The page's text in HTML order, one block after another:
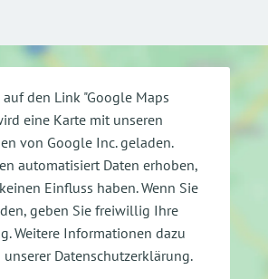
den Link "Google Maps
eine Karte mit unseren
von Google Inc. geladen.
automatisiert Daten erhoben,
Einfluss haben. Wenn Sie
geben Sie freiwillig Ihre
Weitere Informationen dazu
unserer Datenschutzerklärung.